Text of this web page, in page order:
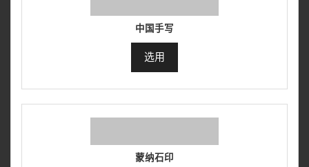
中国手写
选用
蒙纳石印